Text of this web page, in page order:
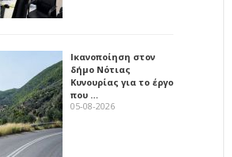
Ικανοποίηση στον
δήμο Νότιας
Κυνουρίας για το έργο
που …
05-08-2026